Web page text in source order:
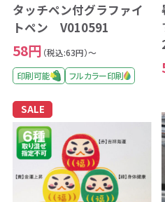
タッチペン付グラファイ
トペン V010591
58円 （税込:63円）～
印刷可能
フルカラー印刷
SALE